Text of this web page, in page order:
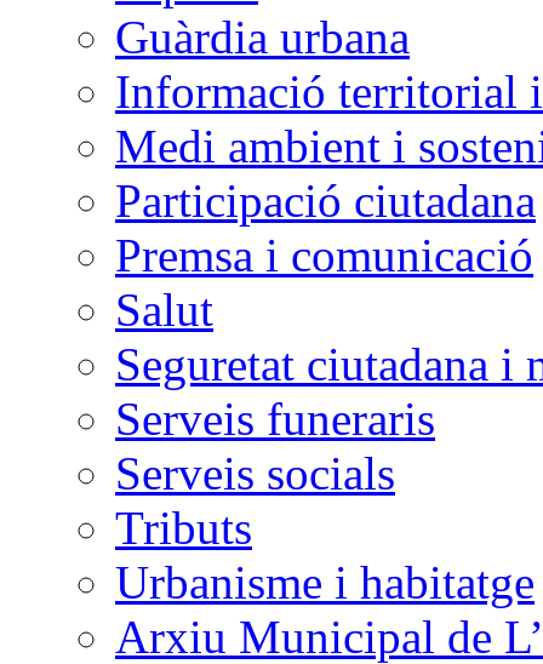
Guàrdia urbana
Informació territorial
Medi ambient i
Participació ciutadana
Premsa i comunicació
Salut
Seguretat ciutadana i
Serveis funeraris
Serveis socials
Tributs
Urbanisme i habitatge
Arxiu Municipal de